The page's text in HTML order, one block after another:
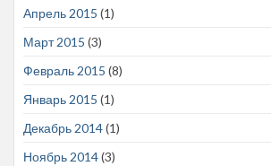
Апрель 2015 (1)
Март 2015 (3)
Февраль 2015 (8)
Январь 2015 (1)
Декабрь 2014(1)
Ноябрь 2014(3)